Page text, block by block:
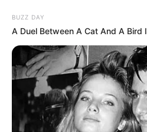
ดวงรายวัน 13 กันยายน 2565
13 ก.ย. 2022
BUZZ DAY
A Duel Between A Cat And A